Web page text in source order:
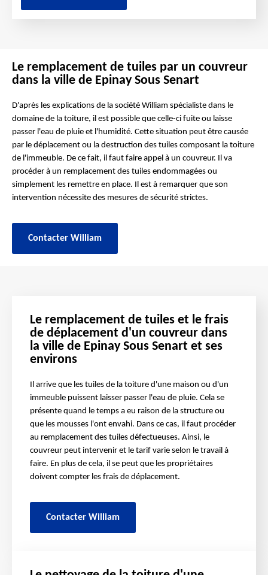
Le remplacement de tuiles par un couvreur
dans la ville de Epinay Sous Senart
D'après les explications de la société William spécialiste dans le
domaine de la toiture, il est possible que celle-ci fuite ou laisse
passer l'eau de pluie et l'humidité. Cette situation peut être causée
par le déplacement ou la destruction des tuiles composant la toiture
de l'immeuble. De ce fait, il faut faire appel à un couvreur. Il va
procéder à un remplacement des tuiles endommagées ou
simplement les remettre en place. Il est à remarquer que son
intervention nécessite des mesures de sécurité strictes.
Contacter William
Le remplacement de tuiles et le frais
de déplacement d'un couvreur dans
la ville de Epinay Sous Senart et ses
environs
Il arrive que les tuiles de la toiture d'une maison ou d'un
immeuble puissent laisser passer l'eau de pluie. Cela se
présente quand le temps a eu raison de la structure ou
que les mousses l'ont envahi. Dans ce cas, il faut procéder
au remplacement des tuiles défectueuses. Ainsi, le
couvreur peut intervenir et le tarif varie selon le travail à
faire. En plus de cela, il se peut que les propriétaires
doivent compter les frais de déplacement.
Contacter William